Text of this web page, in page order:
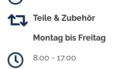
Teile & Zubehör
Montag bis Freitag
8.00 - 17.00